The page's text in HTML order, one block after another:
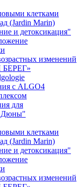
клетками
(Jardin Marin)
и детоксикация"
изменений
с ALGO4
для
"Дюны"
клетками
(Jardin Marin)
и детоксикация"
изменений